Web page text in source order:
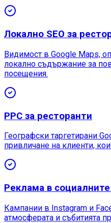
Локално SEO за
Видимост в Google Maps,
локално съдържание за
посещения.
PPC за ресторанти
Географски таргетирани
привличане на клиенти,
Реклама в
Кампании в Instagram и
атмосферата и събитията